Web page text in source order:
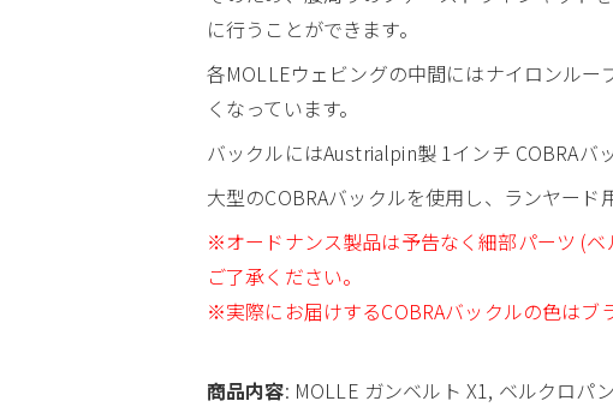
に行うことができます。
各MOLLEウェビングの中間にはナイロンル
くなっています。
バックルにはAustrialpin製 1インチ COBRAバ
大型のCOBRAバックルを使用し、ランヤー
※オードナンス製品は予告なく細部パーツ (
ご了承ください。
※実際にお届けするCOBRAバックルの色はブ
商品内容: MOLLE ガンベルト X1, ベルクロパ